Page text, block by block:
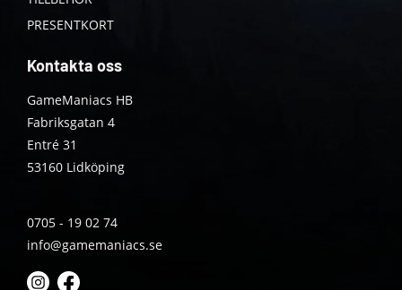
PRESENTKORT
Kontakta oss
GameManiacs HB
Fabriksgatan 4
Entré 31
53160 Lidköping
0705 - 19 02 74
info@gamemaniacs.se